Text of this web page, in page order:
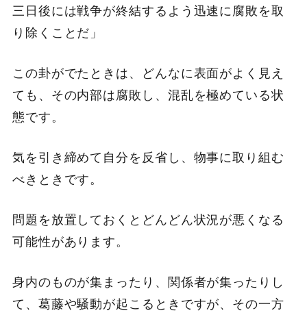
三日後には戦争が終結するよう迅速に腐敗を取
り除くことだ」
この卦がでたときは、どんなに表面がよく見え
ても、その内部は腐敗し、混乱を極めている状
態です。
気を引き締めて自分を反省し、物事に取り組む
べきときです。
問題を放置しておくとどんどん状況が悪くなる
可能性があります。
身内のものが集まったり、関係者が集ったりし
て、葛藤や騒動が起こるときですが、その一方